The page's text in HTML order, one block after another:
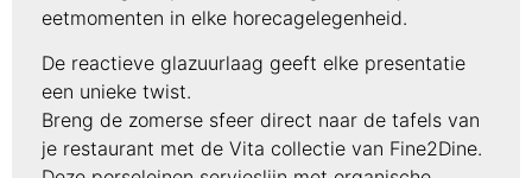
eetmomenten in elke horecagelegenheid.
De reactieve glazuurlaag geeft elke presentatie
een unieke twist.
Breng de zomerse sfeer direct naar de tafels van
je restaurant met de Vita collectie van Fine2Dine.